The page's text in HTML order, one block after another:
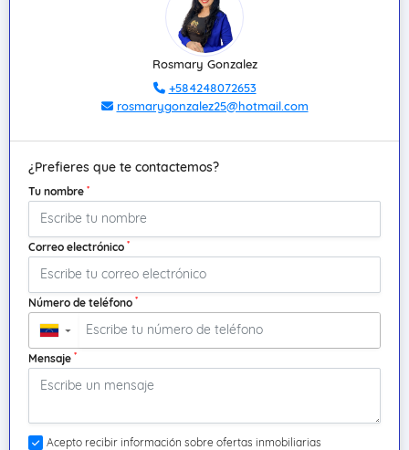
Rosmary Gonzalez
+584248072653
rosmarygonzalez25@hotmail.com
¿Prefieres que te contactemos?
Tu nombre *
Correo electrónico *
Número de teléfono *
▼
Mensaje *
Acepto recibir información sobre ofertas inmobiliarias